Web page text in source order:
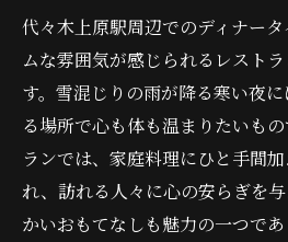
代々木上原駅周辺でのディナー
ムな雰囲気が感じられるレスト
す。雪混じりの雨が降る寒い夜
る場所で心も体も温まりたいも
ランでは、家庭料理にひと手間
れ、訪れる人々に心の安らぎを
かいおもてなしも魅力の一つで